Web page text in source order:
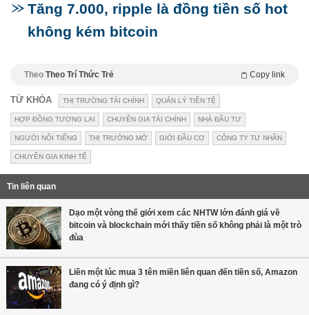
Tăng 7.000, ripple là đồng tiền số hot
không kém bitcoin
Theo Theo Trí Thức Trẻ Copy link
TỪ KHÓA THỊ TRƯỜNG TÀI CHÍNH QUẢN LÝ TIỀN TỆ
HỢP ĐỒNG TƯƠNG LAI CHUYÊN GIA TÀI CHÍNH NHÀ ĐẦU TƯ
NGƯỜI NỔI TIẾNG THỊ TRƯỜNG MỞ GIỚI ĐẦU CƠ CÔNG TY TƯ NHÂN
CHUYÊN GIA KINH TẾ
Tin liên quan
Dạo một vòng thế giới xem các NHTW lớn đánh giá về
bitcoin và blockchain mới thấy tiền số không phải là một trò
đùa
Liền một lúc mua 3 tên miền liên quan đến tiền số, Amazon
đang có ý định gì?